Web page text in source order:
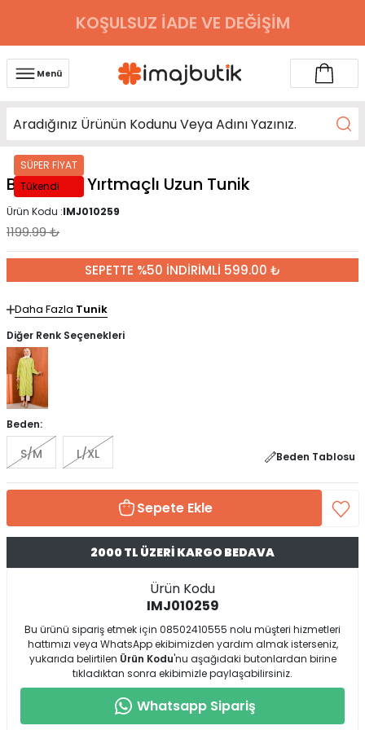
KOŞULSUZ İADE VE DEĞİŞİM
Menü
SÜPER FİYAT
Tükendi
Bej Çizgili Yırtmaçlı Uzun Tunik
Ürün Kodu :IMJ010259
1199.99₺
SEPETTE %50 İNDİRİMLİ 599.00 ₺
Daha Fazla Tunik
Diğer Renk Seçenekleri
Beden:
S/M L/XL Beden Tablosu
Sepete Ekle
2000 TL ÜZERİ KARGO BEDAVA
Ürün Kodu
IMJ010259
Bu ürünü sipariş etmek için 08502410555 nolu müşteri hizmetleri
hattımızı veya WhatsApp ekibimizden yardım almak isterseniz,
yukarıda belirtilen Ürün Kodu'nu aşağıdaki butonlardan birine
tıkladıktan sonra ekibimizle paylaşabilirsiniz.
Whatsapp Sipariş